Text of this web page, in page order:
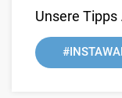
Unsere Tipps